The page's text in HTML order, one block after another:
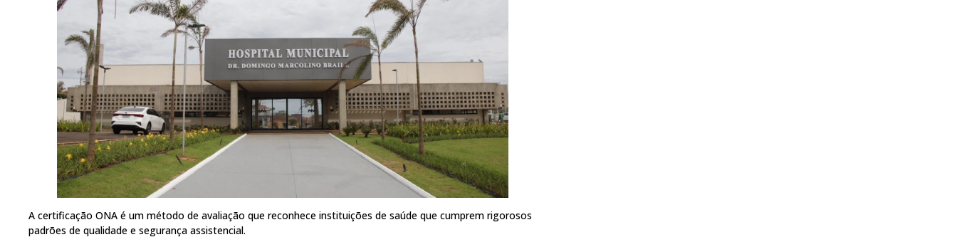
A certificação ONA é um método de avaliação que reconhece instituições de saúde que cumprem rigorosos
padrões de qualidade e segurança assistencial.